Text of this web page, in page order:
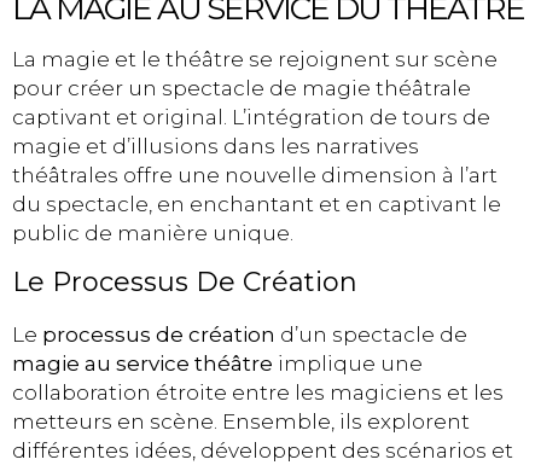
LA MAGIE AU SERVICE DU THÉÂTRE
La magie et le théâtre se rejoignent sur scène
pour créer un spectacle de magie théâtrale
captivant et original. L’intégration de tours de
magie et d’illusions dans les narratives
théâtrales offre une nouvelle dimension à l’art
du spectacle, en enchantant et en captivant le
public de manière unique.
Le Processus De Création
Le processus de création d’un spectacle de
magie au service théâtre implique une
collaboration étroite entre les magiciens et les
metteurs en scène. Ensemble, ils explorent
différentes idées, développent des scénarios et